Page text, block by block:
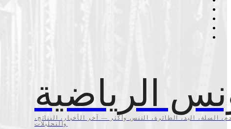
الرياضية
السلة، اليد، الطائرة، التنس وأكثر — آخر الأخبار، النتائج،
والتحليلات